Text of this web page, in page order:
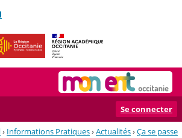
Se connecter
› Informations Pratiques›Actualités›Ça se passe